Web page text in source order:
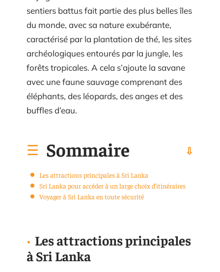
sentiers battus fait partie des plus belles îles
du monde, avec sa nature exubérante,
caractérisé par la plantation de thé, les sites
archéologiques entourés par la jungle, les
forêts tropicales. A cela s’ajoute la savane
avec une faune sauvage comprenant des
éléphants, des léopards, des anges et des
buffles d’eau.
Sommaire
Les attractions principales à Sri Lanka
Sri Lanka pour accéder à un large choix d’itinéraires
Voyager à Sri Lanka en toute sécurité
Les attractions principales
à Sri Lanka